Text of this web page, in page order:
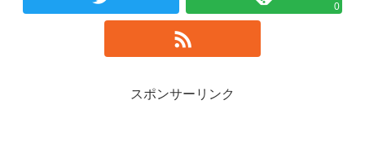
0
スポンサーリンク